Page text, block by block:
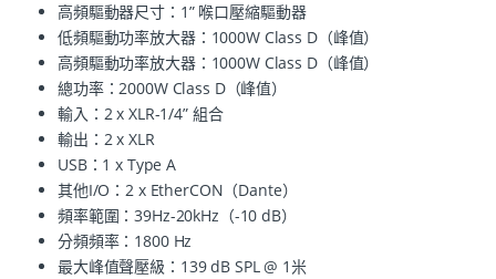
高頻驅動器尺寸：1” 喉口壓縮驅動器
低頻驅動功率放大器：1000W Class D（峰值）
高頻驅動功率放大器：1000W Class D（峰值）
總功率：2000W Class D（峰值）
輸入：2 x XLR-1/4” 組合
輸出：2 x XLR
USB：1 x Type A
其他I/O：2 x EtherCON（Dante）
頻率範圍：39Hz-20kHz（-10 dB）
分頻頻率：1800 Hz
最大峰值聲壓級：139 dB SPL @ 1米